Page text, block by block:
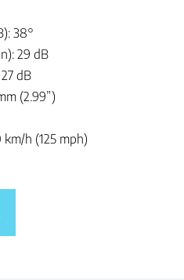
38°
29 dB
dB
(2.99”)
h (125 mph)